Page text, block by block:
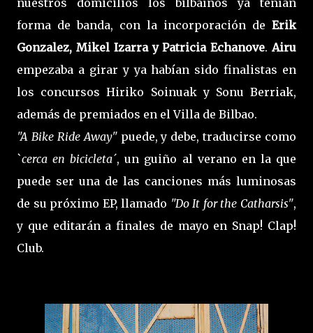
forma de banda, con la incorporación de Erik
Gonzalez, Mikel Izarra y Patricia Echanove.Airu
empezaba a girar y ya habían sido finalistas en
los concursos Hiriko Soinuak y Sonu Berriak,
además de premiados en el Villa de Bilbao.
"A Bike Ride Away"puede, y debe, traducirse como
`cerca en bicicleta´, un guiño al verano en la que
puede ser una de las canciones más luminosas
de su próximo EP, llamado "Do It for the Catharsis",
y que editarán a finales de mayo en Snap! Clap!
Club.